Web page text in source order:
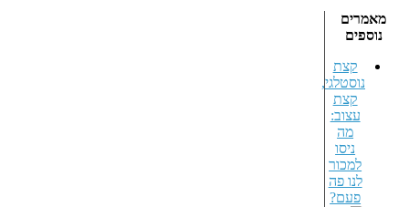
מאמרים
נוספים
קצת
נוסטלגי,
קצת
עצוב:
מה
ניסו
למכור
לנו פה
פעם?